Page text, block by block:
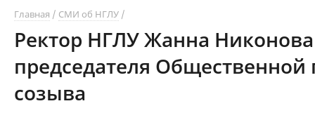
Главная СМИ об НГЛУ
Ректор НГЛУ Жанна
председателя
созыва